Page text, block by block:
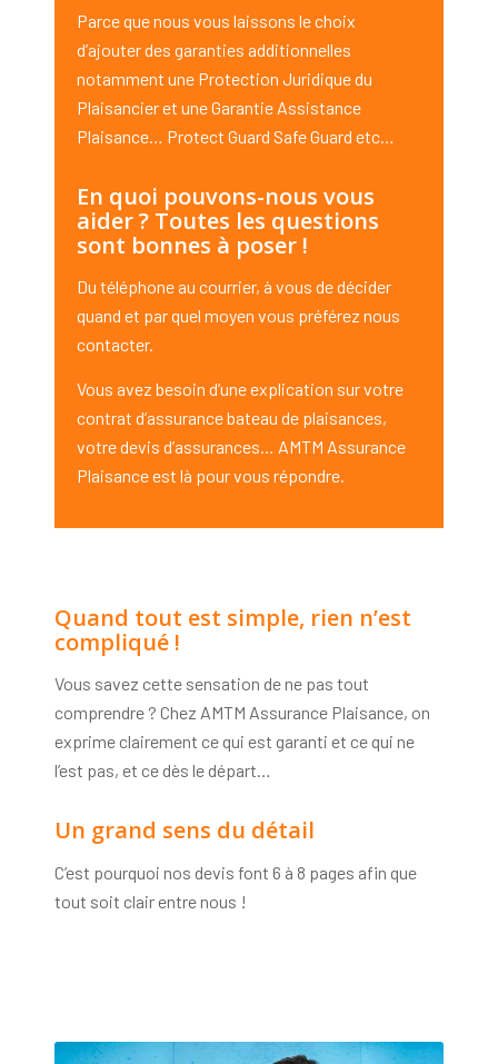
Parce que nous vous laissons le choix
d’ajouter des garanties additionnelles
notamment une Protection Juridique du
Plaisancier et une Garantie Assistance
Plaisance… Protect Guard Safe Guard etc…
En quoi pouvons-nous vous
aider ? Toutes les questions
sont bonnes à poser !
Du téléphone au courrier, à vous de décider
quand et par quel moyen vous préférez nous
contacter.
Vous avez besoin d’une explication sur votre
contrat d’assurance bateau de plaisances,
votre devis d’assurances… AMTM Assurance
Plaisance est là pour vous répondre.
Quand tout est simple, rien n’est
compliqué !
Vous savez cette sensation de ne pas tout
comprendre ? Chez AMTM Assurance Plaisance, on
exprime clairement ce qui est garanti et ce qui ne
l’est pas, et ce dès le départ…
Un grand sens du détail
C’est pourquoi nos devis font 6 à 8 pages afin que
tout soit clair entre nous !